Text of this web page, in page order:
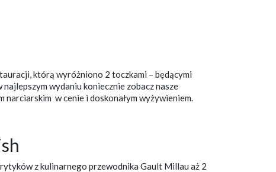
którą wyróżniono 2 toczkami – będącymi
wydaniu koniecznie zobacz nasze
w cenie i doskonałym wyżywieniem.
z kulinarnego przewodnika Gault Millau aż 2